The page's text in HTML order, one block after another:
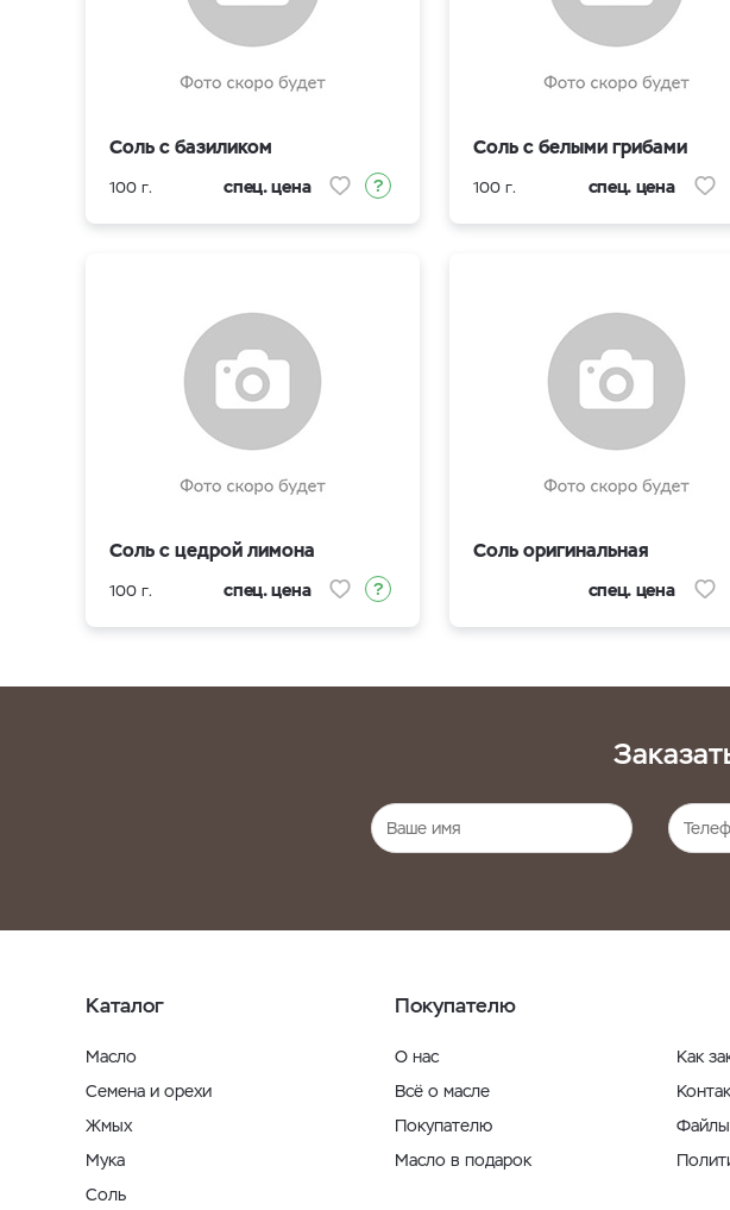
Соль с базиликом
100 г. спец. цена
Соль с белыми грибами
100 г. спец. цена
Соль с цедрой лимона
100 г. спец. цена
Соль оригинальная
спец. цена
Каталог
Масло
Семена и орехи
Жмых
Мука
Соль
Покупателю
О нас
Всё о масле
Покупателю
Масло в подарок
Как